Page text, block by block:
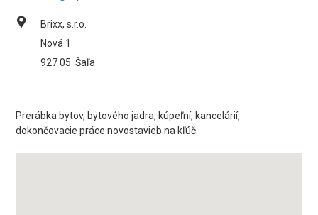
Brixx, s.r.o.
Nová 1
927 05 Šaľa
Prerábka bytov, bytového jadra, kúpeľní, kancelárií,
dokončovacie práce novostavieb na kľúč.